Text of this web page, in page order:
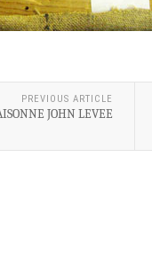
PREVIOUS ARTICLE
JOHN LEVEE